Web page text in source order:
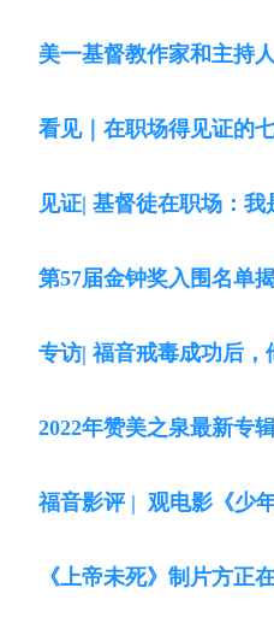
美一基督教作家和主持
看见｜在职场得见证的
见证| 基督徒在职场：
第57届金钟奖入围名单
专访| 福音戒毒成功后
2022年赞美之泉最新专
福音影评 | 观电影《少
《上帝未死》制片方正